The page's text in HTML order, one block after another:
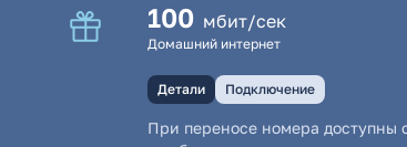
100 мбит/сек
Домашний интернет
Детали Подключение
При переносе номера доступны